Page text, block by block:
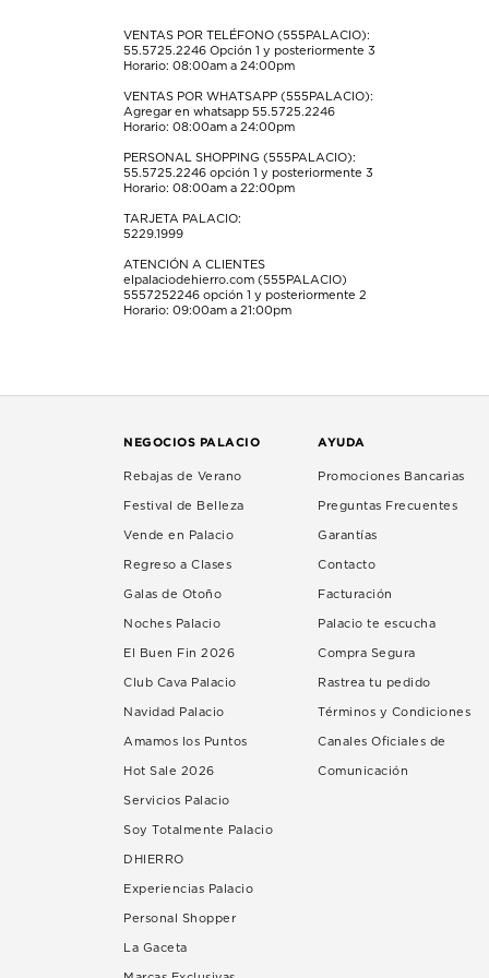
formularioformulario
de
formulario
de
formulario
de
formulario
de
envío.
VENTAS POR TELÉFONO (555PALACIO):
55.5725.2246 Opción 1 y posteriormente 3
Horario: 08:00am a 24:00pm
VENTAS POR WHATSAPP (555PALACIO):
Agregar en whatsapp 55.5725.2246
Horario: 08:00am a 24:00pm
PERSONAL SHOPPING (555PALACIO):
55.5725.2246 opción 1 y posteriormente 3
Horario: 08:00am a 22:00pm
TARJETA PALACIO:
5229.1999
ATENCIÓN A CLIENTES
elpalaciodehierro.com (555PALACIO)
5557252246 opción 1 y posteriormente 2
Horario: 09:00am a 21:00pm
NEGOCIOS PALACIO
Rebajas de Verano
Festival de Belleza
Vende en Palacio
Regreso a Clases
Galas de Otoño
Noches Palacio
El Buen Fin 2026
Club Cava Palacio
Navidad Palacio
Amamos los Puntos
Hot Sale 2026
Servicios Palacio
Soy Totalmente Palacio
DHIERRO
Experiencias Palacio
Personal Shopper
La Gaceta
AYUDA
Promociones Bancarias
Preguntas Frecuentes
Garantías
Contacto
Facturación
Palacio te escucha
Compra Segura
Rastrea tu pedido
Términos y Condiciones
Canales Oficiales de
Comunicación